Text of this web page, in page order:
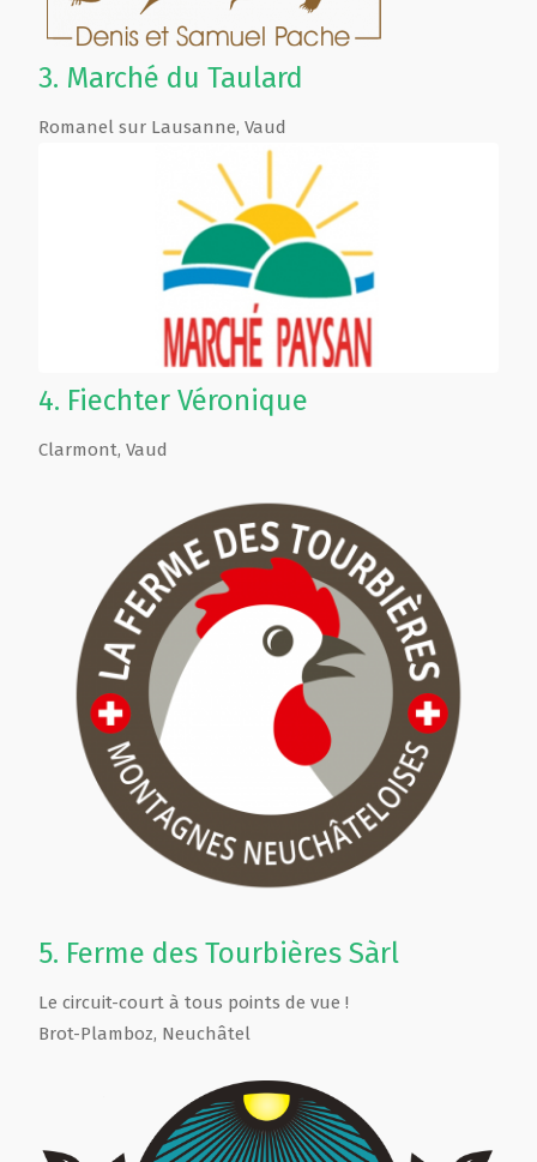
3. Marché du Taulard
Romanel sur Lausanne, Vaud
4. Fiechter Véronique
Clarmont, Vaud
5. Ferme des Tourbières Sàrl
Le circuit-court à tous points de vue !
Brot-Plamboz, Neuchâtel